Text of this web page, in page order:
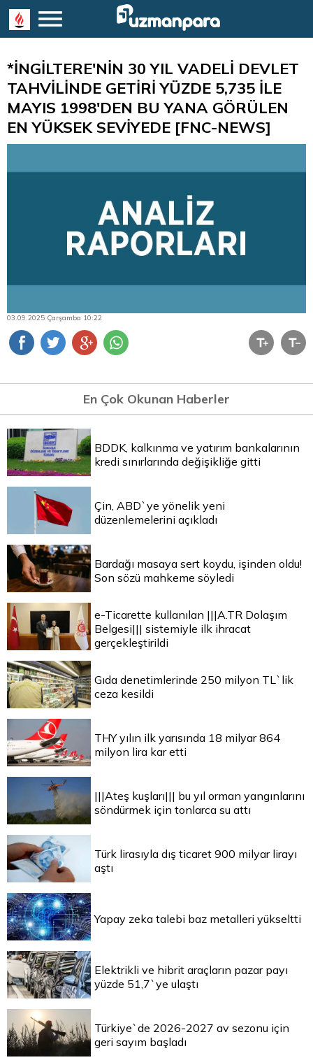
*İNGİLTERE'NİN 30 YIL VADELİ DEVLET
TAHVİLİNDE GETİRİ YÜZDE 5,735 İLE
MAYIS 1998'DEN BU YANA GÖRÜLEN
EN YÜKSEK SEVİYEDE [FNC-NEWS]
03.09.2025 Çarşamba 10:22
En Çok Okunan Haberler
BDDK, kalkınma ve yatırım bankalarının
kredi sınırlarında değişikliğe gitti
Çin, ABD`ye yönelik yeni
düzenlemelerini açıkladı
Bardağı masaya sert koydu, işinden oldu!
Son sözü mahkeme söyledi
e-Ticarette kullanılan |||A.TR Dolaşım
Belgesi||| sistemiyle ilk ihracat
gerçekleştirildi
Gıda denetimlerinde 250 milyon TL`lik
ceza kesildi
THY yılın ilk yarısında 18 milyar 864
milyon lira kar etti
|||Ateş kuşları||| bu yıl orman yangınlarını
söndürmek için tonlarca su attı
Türk lirasıyla dış ticaret 900 milyar lirayı
aştı
Yapay zeka talebi baz metalleri yükseltti
Elektrikli ve hibrit araçların pazar payı
yüzde 51,7`ye ulaştı
Türkiye`de 2026-2027 av sezonu için
geri sayım başladı